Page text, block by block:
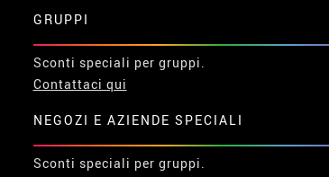
GRUPPI
Sconti speciali per gruppi.
Contattaci qui
NEGOZI E AZIENDE SPECIALI
Sconti speciali per gruppi.